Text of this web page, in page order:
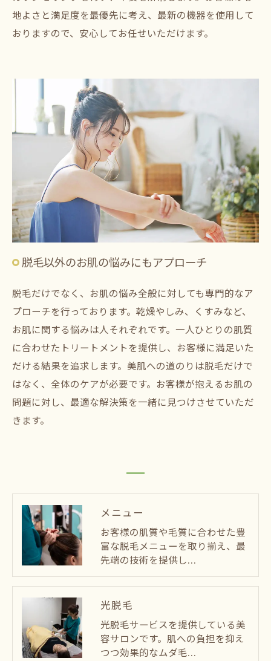
地よさと満足度を最優先に考え、最新の機器を使用して
おりますので、安心してお任せいただけます。
脱毛以外のお肌の悩みにもアプローチ
脱毛だけでなく、お肌の悩み全般に対しても専門的なア
プローチを行っております。乾燥やしみ、くすみなど、
お肌に関する悩みは人それぞれです。一人ひとりの肌質
に合わせたトリートメントを提供し、お客様に満足いた
だける結果を追求します。美肌への道のりは脱毛だけで
はなく、全体のケアが必要です。お客様が抱えるお肌の
問題に対し、最適な解決策を一緒に見つけさせていただ
きます。
メニュー
お客様の肌質や毛質に合わせた豊
富な脱毛メニューを取り揃え、最
先端の技術を提供し…
光脱毛
光脱毛サービスを提供している美
容サロンです。肌への負担を抑え
つつ効果的なムダ毛…